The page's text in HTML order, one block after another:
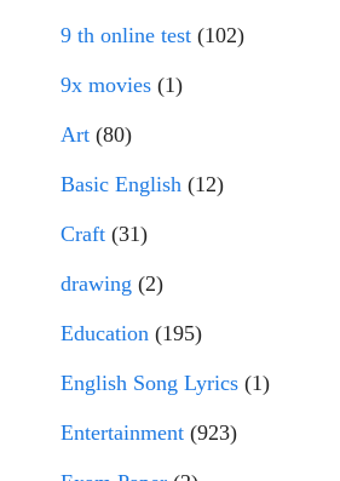
9 th online test (102)
9x movies (1)
Art (80)
Basic English (12)
Craft (31)
drawing (2)
Education (195)
English Song Lyrics (1)
Entertainment (923)